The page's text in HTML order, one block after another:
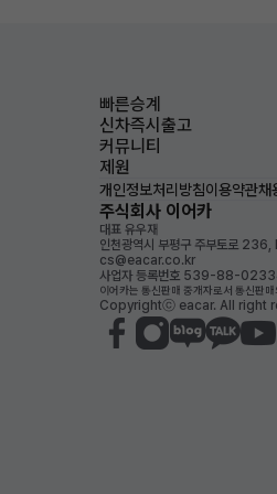
빠른승계
신차즉시출고
커뮤니티
제원
개인정보처리방침이용약관채
주식회사 이어카
대표 유우재
인천광역시 부평구 주부토로
cs@eacar.co.kr
사업자 등록번호 539-88-
이어카는 통신판매 중개자로서 통신판
Copyrightⓒ eacar. All right